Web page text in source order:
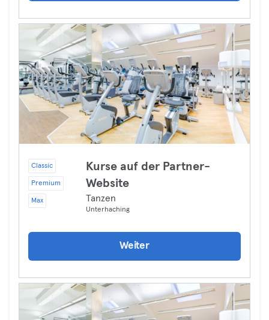
Classic
Premium
Max
Kurse auf der Partner-
Website
Tanzen
Unterhaching
Weiter